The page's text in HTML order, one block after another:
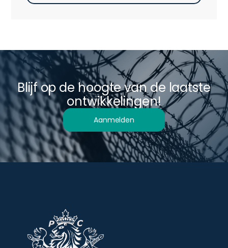
Blijf op de hoogte van de laatste
ontwikkelingen!
Aanmelden